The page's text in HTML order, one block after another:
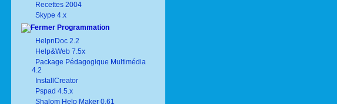
Recettes 2004
Skype 4.x
Programmation
HelpnDoc 2.2
Help&Web 7.5x
Package Pédagogique Multimédia
4.2
InstallCreator
Pspad 4.5.x
Shalom Help Maker 0.61